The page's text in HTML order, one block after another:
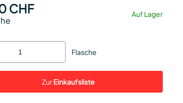
Auf Lager
CHF
Flasche
ZurEinkaufsliste